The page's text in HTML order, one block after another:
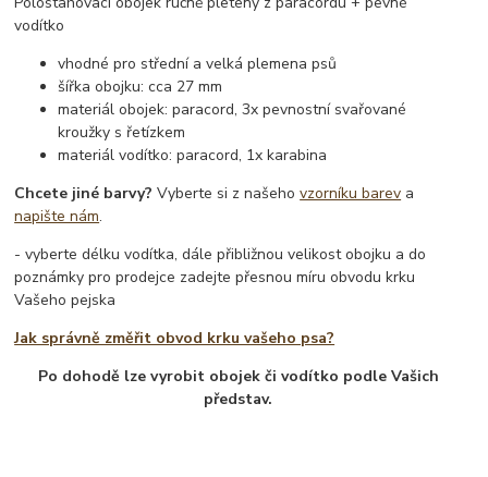
vodítko
vhodné pro střední a velká plemena psů
šířka obojku: cca 27 mm
materiál obojek: paracord, 3x pevnostní svařované
kroužky s řetízkem
materiál vodítko: paracord, 1x karabina
Chcete jiné barvy? Vyberte si z našehovzorníku barev a
napište nám.
- vyberte délku vodítka, dále přibližnou velikost obojku a do
poznámky pro prodejce zadejte přesnou míru obvodu krku
Vašeho pejska
Jak správně změřit obvod krku vašeho psa?
Po dohodě lze vyrobit obojek či vodítko podle Vašich
představ.